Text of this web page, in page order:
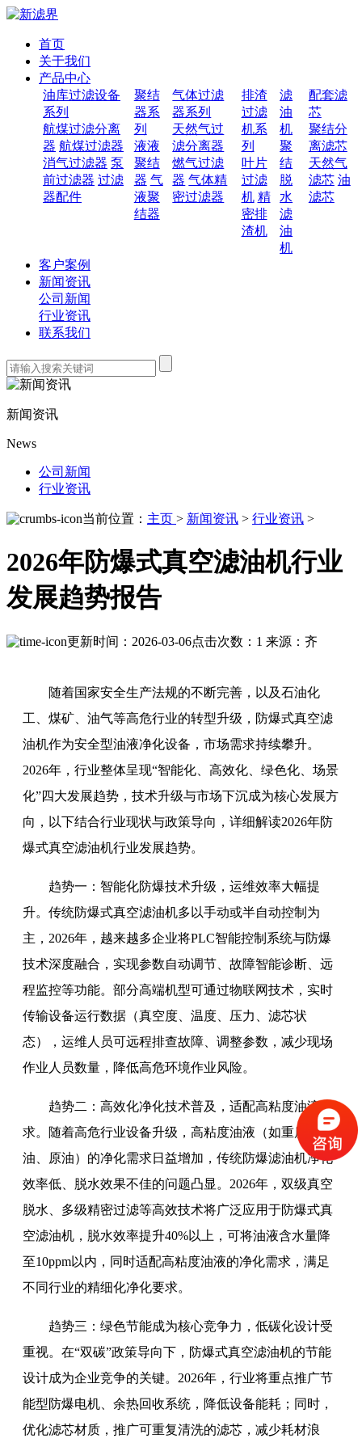
首页
关于我们
产品中心
油库过滤设备
系列
航煤过滤分离
器 航煤过滤器
消气过滤器 泵
前过滤器 过滤
器配件
聚结
器系
列
液液
聚结
器 气
液聚
结器
气体过滤
器系列
天然气过
滤分离器
燃气过滤
器 气体精
密过滤器
排渣
过滤
机系
列
叶片
过滤
机 精
密排
渣机
滤
油
机
聚
结
脱
水
滤
油
机
配套滤
芯
聚结分
离滤芯
天然气
滤芯 油
滤芯
客户案例
新闻资讯
公司新闻
行业资讯
联系我们
新闻资讯
News
公司新闻
行业资讯
当前位置： 主页 > 新闻资讯 > 行业资讯 >
2026年防爆式真空滤油机行业
发展趋势报告
更新时间：2026-03-06点击次数：1 来源：齐
随着国家安全生产法规的不断完善，以及石油化
工、煤矿、油气等高危行业的转型升级，防爆式真空滤
油机作为安全型油液净化设备，市场需求持续攀升。
2026年，行业整体呈现“智能化、高效化、绿色化、场景
化”四大发展趋势，技术升级与市场下沉成为核心发展方
向，以下结合行业现状与政策导向，详细解读2026年防
爆式真空滤油机行业发展趋势。
趋势一：智能化防爆技术升级，运维效率大幅提
升。传统防爆式真空滤油机多以手动或半自动控制为
主，2026年，越来越多企业将PLC智能控制系统与防爆
技术深度融合，实现参数自动调节、故障智能诊断、远
程监控等功能。部分高端机型可通过物联网技术，实时
传输设备运行数据（真空度、温度、压力、滤芯状
态），运维人员可远程排查故障、调整参数，减少现场
作业人员数量，降低高危环境作业风险。
趋势二：高效化净化技术普及，适配高粘度油液需
求。随着高危行业设备升级，高粘度油液（如重质润滑
油、原油）的净化需求日益增加，传统防爆滤油机净化
效率低、脱水效果不佳的问题凸显。2026年，双级真空
脱水、多级精密过滤等高效技术将广泛应用于防爆式真
空滤油机，脱水效率提升40%以上，可将油液含水量降
至10ppm以内，同时适配高粘度油液的净化需求，满足
不同行业的精细化净化要求。
趋势三：绿色节能成为核心竞争力，低碳化设计受
重视。在“双碳”政策导向下，防爆式真空滤油机的节能
设计成为企业竞争的关键。2026年，行业将重点推广节
能型防爆电机、余热回收系统，降低设备能耗；同时，
优化滤芯材质，推广可重复清洗的滤芯，减少耗材浪